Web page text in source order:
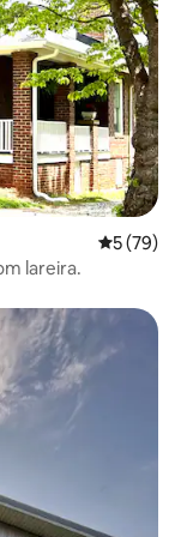
5 de uma
5 (79)
lareira.